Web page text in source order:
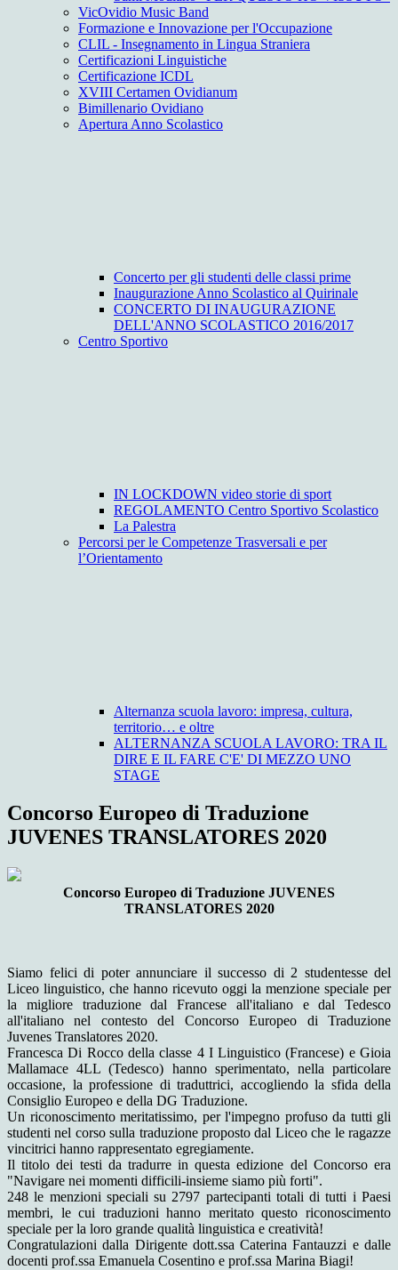
VicOvidio Music Band
Formazione e Innovazione per l'Occupazione
CLIL - Insegnamento in Lingua Straniera
Certificazioni Linguistiche
Certificazione ICDL
XVIII Certamen Ovidianum
Bimillenario Ovidiano
Apertura Anno Scolastico
Concerto per gli studenti delle classi prime
Inaugurazione Anno Scolastico al Quirinale
CONCERTO DI INAUGURAZIONE
DELL'ANNO SCOLASTICO 2016/2017
Centro Sportivo
IN LOCKDOWN video storie di sport
REGOLAMENTO Centro Sportivo Scolastico
La Palestra
Percorsi per le Competenze Trasversali e per
l’Orientamento
Alternanza scuola lavoro: impresa, cultura,
territorio… e oltre
ALTERNANZA SCUOLA LAVORO: TRA IL
DIRE E IL FARE C'E' DI MEZZO UNO
STAGE
Concorso Europeo di Traduzione
JUVENES TRANSLATORES 2020
Concorso Europeo di Traduzione JUVENES
TRANSLATORES 2020
Siamo felici di poter annunciare il successo di 2 studentesse del
Liceo linguistico, che hanno ricevuto oggi la menzione speciale per
la migliore traduzione dal Francese all'italiano e dal Tedesco
all'italiano nel contesto del Concorso Europeo di Traduzione
Juvenes Translatores 2020.
Francesca Di Rocco della classe 4 I Linguistico (Francese) e Gioia
Mallamace 4LL (Tedesco) hanno sperimentato, nella particolare
occasione, la professione di traduttrici, accogliendo la sfida della
Consiglio Europeo e della DG Traduzione.
Un riconoscimento meritatissimo, per l'impegno profuso da tutti gli
studenti nel corso sulla traduzione proposto dal Liceo che le ragazze
vincitrici hanno rappresentato egregiamente.
Il titolo dei testi da tradurre in questa edizione del Concorso era
"Navigare nei momenti difficili-insieme siamo più forti".
248 le menzioni speciali su 2797 partecipanti totali di tutti i Paesi
membri, le cui traduzioni hanno meritato questo riconoscimento
speciale per la loro grande qualità linguistica e creatività!
Congratulazioni dalla Dirigente dott.ssa Caterina Fantauzzi e dalle
docenti prof.ssa Emanuela Cosentino e prof.ssa Marina Biagi!